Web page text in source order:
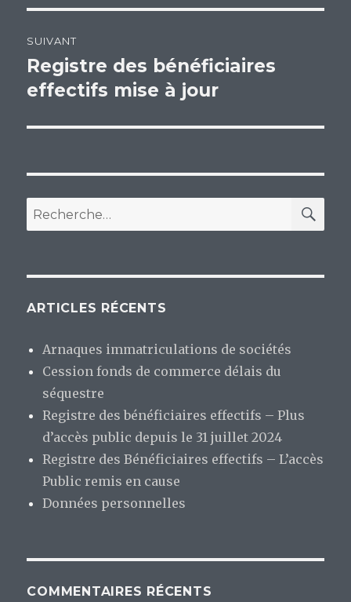
SUIVANT
Article
suivant :
Registre des bénéficiaires
effectifs mise à jour
Recherche
pour
ARTICLES RÉCENTS
Arnaques immatriculations de sociétés
Cession fonds de commerce délais du
séquestre
Registre des bénéficiaires effectifs – Plus
d’accès public depuis le 31 juillet 2024
Registre des Bénéficiaires effectifs – L’accès
Public remis en cause
Données personnelles
COMMENTAIRES RÉCENTS